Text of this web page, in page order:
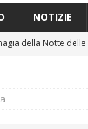
NOTIZIE
della Notte